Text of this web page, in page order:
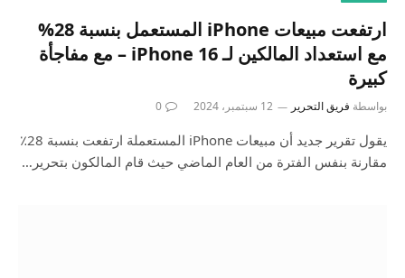
ارتفعت مبيعات iPhone المستعمل بنسبة 28%
مع استعداد المالكين لـ iPhone 16 – مع مفاجأة
كبيرة
بواسطة فريق التحرير 12 سبتمبر، 2024 0
يقول تقرير جديد أن مبيعات iPhone المستعملة ارتفعت بنسبة 28٪
مقارنة بنفس الفترة من العام الماضي حيث قام المالكون بتحرير…